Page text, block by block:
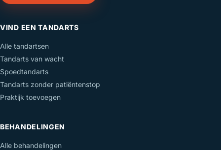
VIND EEN TANDARTS
Alle tandartsen
Tandarts van wacht
Spoedtandarts
Tandarts zonder patiëntenstop
Praktijk toevoegen
BEHANDELINGEN
Alle behandelingen